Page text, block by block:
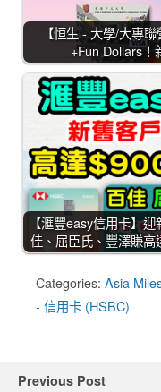
【恒生 - 大學/大專
+Fun Dollars！
【滙豐easy信用卡】
佳、屈臣氏、豐澤賺
Categories: Asia
- 信用卡 (HSBC)
Previous Post